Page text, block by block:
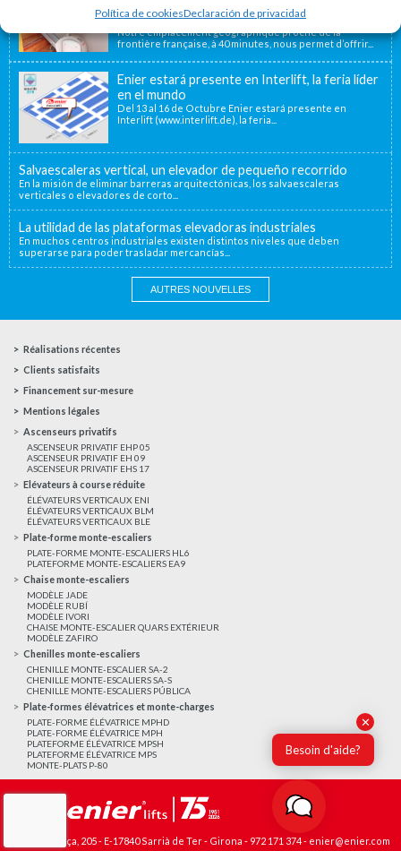
Política de cookiesDeclaración de privacidad
compris en France
Notre emplacement géographique proche de la
frontière française, à 40 minutes, nous permet d’offrir...
Enier estará presente en Interlift, la feria líder
en el mundo
Del 13 al 16 de Octubre Enier estará presente en
Interlift (www.interlift.de), la feria...
Salvaescaleras vertical, un elevador de pequeño recorrido
En la misión de eliminar barreras arquitectónicas, los salvaescaleras
verticales o elevadores de corto...
La utilidad de las plataformas elevadoras industriales
En muchos centros industriales existen distintos niveles que deben
superarse para poder trasladar mercancías...
AUTRES NOUVELLES
Réalisations récentes
Clients satisfaits
Financement sur-mesure
Mentions légales
Ascenseurs privatifs
ASCENSEUR PRIVATIF EHP 05
ASCENSEUR PRIVATIF EH 09
ASCENSEUR PRIVATIF EHS 17
Elévateurs à course réduite
ÉLÉVATEURS VERTICAUX ENI
ÉLÉVATEURS VERTICAUX BLM
ÉLÉVATEURS VERTICAUX BLE
Plate-forme monte-escaliers
PLATE-FORME MONTE-ESCALIERS HL6
PLATEFORME MONTE-ESCALIERS EA9
Chaise monte-escaliers
MODÈLE JADE
MODÈLE RUBÍ
MODÈLE IVORI
CHAISE MONTE-ESCALIER QUARS EXTÉRIEUR
MODÈLE ZAFIRO
Chenilles monte-escaliers
CHENILLE MONTE-ESCALIER SA-2
CHENILLE MONTE-ESCALIERS SA-S
CHENILLE MONTE-ESCALIERS PÚBLICA
Plate-formes élévatrices et monte-charges
PLATE-FORME ÉLÉVATRICE MPHD
PLATE-FORME ÉLÉVATRICE MPH
PLATEFORME ÉLÉVATRICE MPSH
PLATEFORME ÉLÉVATRICE MPS
MONTE-PLATS P-80
Avda. França, 205 - E-17840 Sarrià de Ter - Girona - 972 171 374- enier@enier.com
✕
Besoin d'aide?